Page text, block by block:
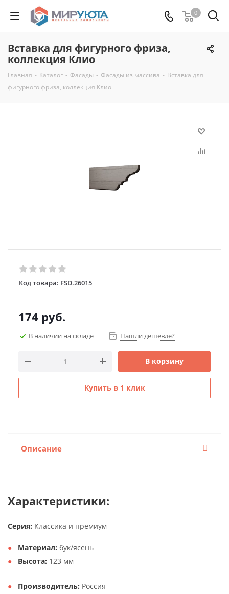
0
Вставка для фигурного фриза,
коллекция Клио
Главная - Каталог - Фасады - Фасады из массива - Вставка для
фигурного фриза, коллекция Клио
Код товара: FSD.26015
174 руб.
В наличии на складе Нашли дешевле?
В корзину
Купить в 1 клик
Описание
Характеристики:
Серия: Классика и премиум
Материал: бук/ясень
Высота: 123 мм
Производитель: Россия